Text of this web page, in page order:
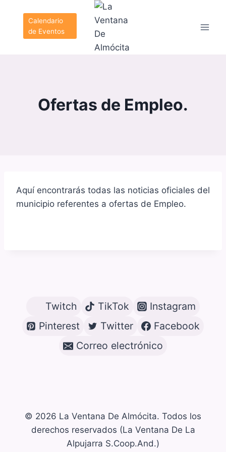
contenido
Calendario
de Eventos
Ofertas de Empleo.
Aquí encontrarás todas las noticias oficiales del
municipio referentes a ofertas de Empleo.
Twitch TikTok
Instagram
Pinterest
Twitter
Facebook
Correo electrónico
© 2026 La Ventana De Almócita. Todos los
derechos reservados (La Ventana De La
Alpujarra S.Coop.And.)